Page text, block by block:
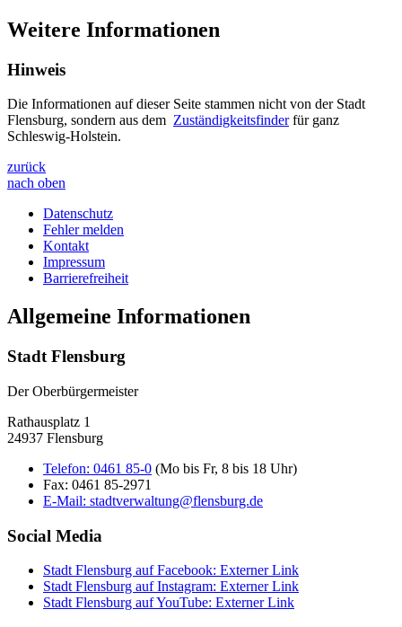
Weitere Informationen
Hinweis
Die Informationen auf dieser Seite stammen nicht von der Stadt
Flensburg, sondern aus dem Zuständigkeitsfinderfür ganz
Schleswig-Holstein.
zurück
nach oben
Datenschutz
Fehler melden
Kontakt
Impressum
Barrierefreiheit
Allgemeine Informationen
Stadt Flensburg
Der Oberbürgermeister
Rathausplatz 1
24937 Flensburg
Telefon: 0461 85-0 (Mo bis Fr, 8 bis 18 Uhr)
Fax: 0461 85-2971
E-Mail: stadtverwaltung@flensburg.de
Social Media
Stadt Flensburg auf Facebook: Externer Link
Stadt Flensburg auf Instagram: Externer Link
Stadt Flensburg auf YouTube: Externer Link